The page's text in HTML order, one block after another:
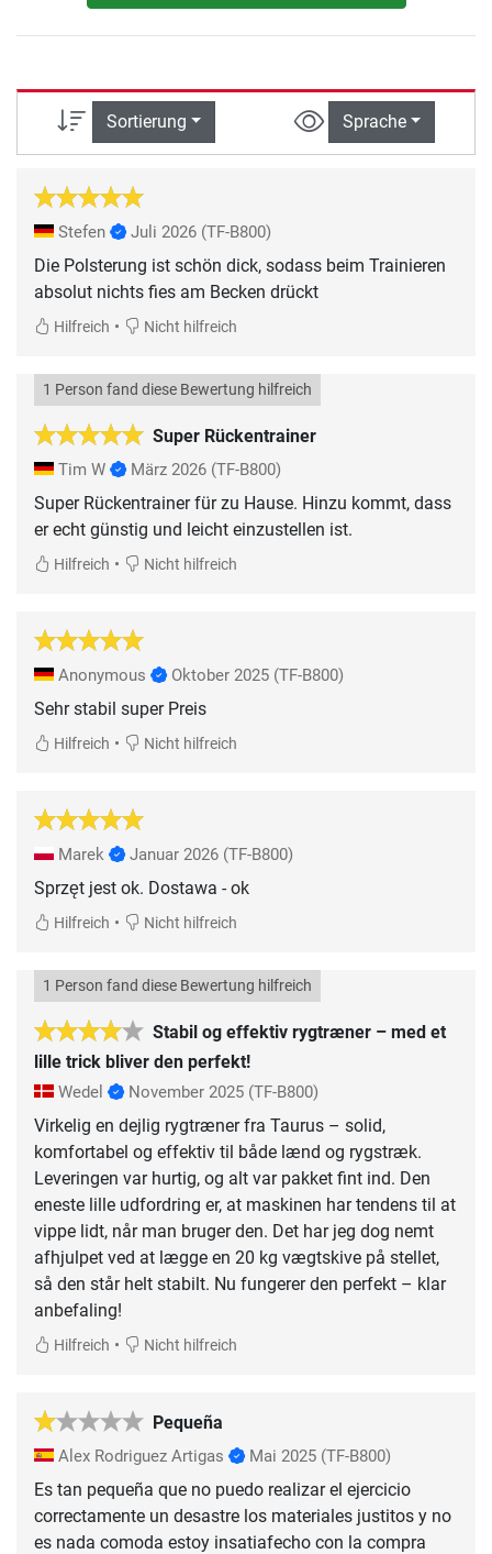
Sortierung Sprache
Stefen Juli 2026 (TF-B800)
Die Polsterung ist schön dick, sodass beim Trainieren
absolut nichts fies am Becken drückt
Hilfreich • Nicht hilfreich
Super Rückentrainer
1 Person fand diese Bewertung hilfreich
Tim W März 2026 (TF-B800)
Super Rückentrainer für zu Hause. Hinzu kommt, dass
er echt günstig und leicht einzustellen ist.
Hilfreich • Nicht hilfreich
Anonymous Oktober 2025 (TF-B800)
Sehr stabil super Preis
Hilfreich • Nicht hilfreich
Marek Januar 2026 (TF-B800)
Sprzęt jest ok. Dostawa - ok
Hilfreich • Nicht hilfreich
Stabil og effektiv rygtræner – med et
lille trick bliver den perfekt!
1 Person fand diese Bewertung hilfreich
Wedel November 2025 (TF-B800)
Virkelig en dejlig rygtræner fra Taurus – solid,
komfortabel og effektiv til både lænd og rygstræk.
Leveringen var hurtig, og alt var pakket fint ind. Den
eneste lille udfordring er, at maskinen har tendens til at
vippe lidt, når man bruger den. Det har jeg dog nemt
afhjulpet ved at lægge en 20 kg vægtskive på stellet,
så den står helt stabilt. Nu fungerer den perfekt – klar
anbefaling!
Hilfreich • Nicht hilfreich
Pequeña
Alex Rodriguez Artigas Mai 2025 (TF-B800)
Es tan pequeña que no puedo realizar el ejercicio
correctamente un desastre los materiales justitos y no
es nada comoda estoy insatiafecho con la compra